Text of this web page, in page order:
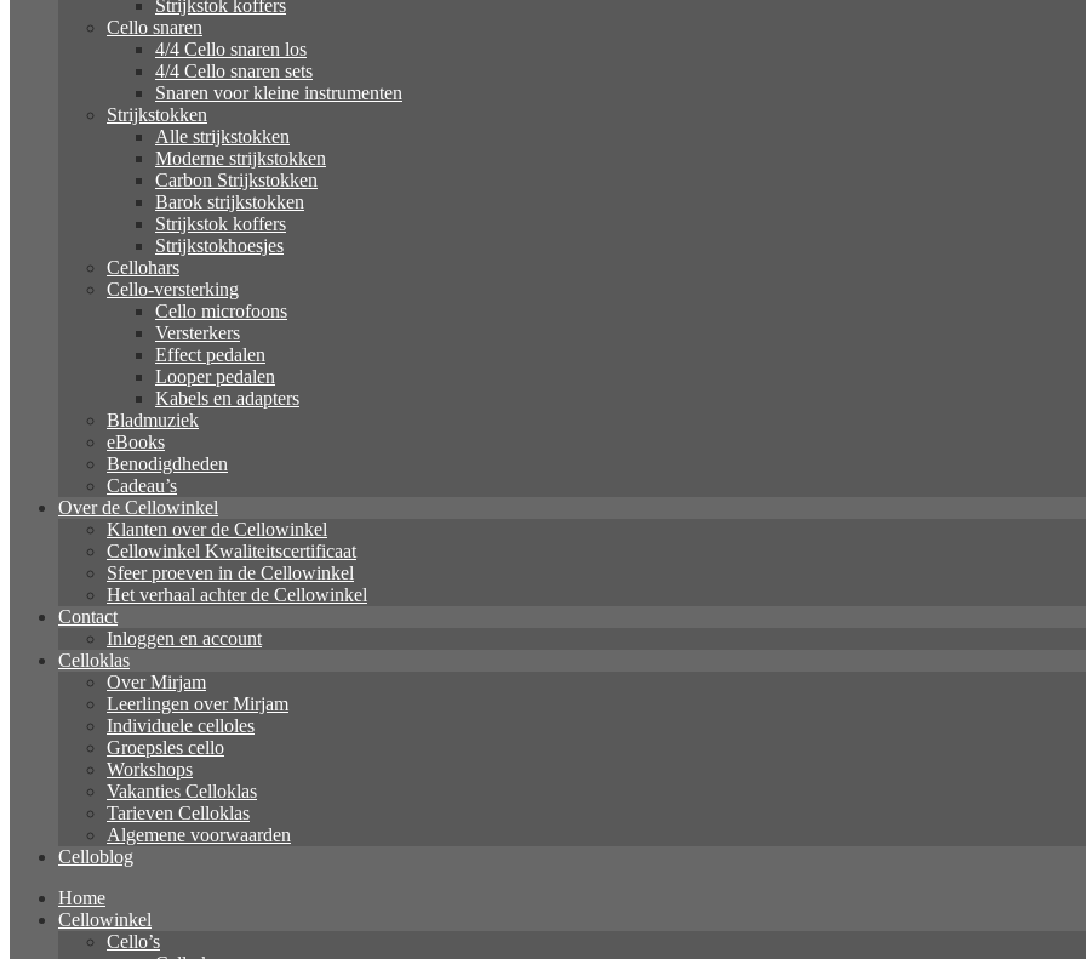
Strijkstok koffers
Cello snaren
4/4 Cello snaren los
4/4 Cello snaren sets
Snaren voor kleine instrumenten
Strijkstokken
Alle strijkstokken
Moderne strijkstokken
Carbon Strijkstokken
Barok strijkstokken
Strijkstok koffers
Strijkstokhoesjes
Cellohars
Cello-versterking
Cello microfoons
Versterkers
Effect pedalen
Looper pedalen
Kabels en adapters
Bladmuziek
eBooks
Benodigdheden
Cadeau’s
Over de Cellowinkel
Klanten over de Cellowinkel
Cellowinkel Kwaliteitscertificaat
Sfeer proeven in de Cellowinkel
Het verhaal achter de Cellowinkel
Contact
Inloggen en account
Celloklas
Over Mirjam
Leerlingen over Mirjam
Individuele celloles
Groepsles cello
Workshops
Vakanties Celloklas
Tarieven Celloklas
Algemene voorwaarden
Celloblog
Home
Cellowinkel
Cello’s